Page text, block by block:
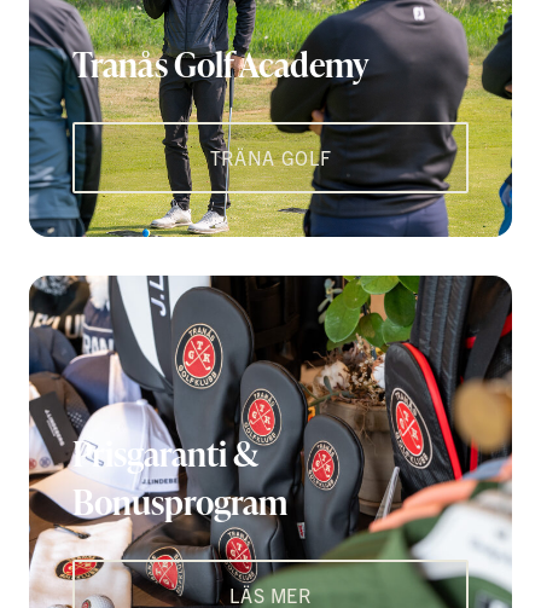
Tranås Golf Academy
TRÄNA GOLF
Prisgaranti &
Bonusprogram
LÄS MER